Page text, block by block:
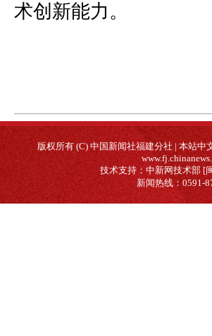
术创新能力。
版权所有 (C) 中国新闻社福建分社 | 本站
技术支持：中新网技术部 [
新闻热线：0591-